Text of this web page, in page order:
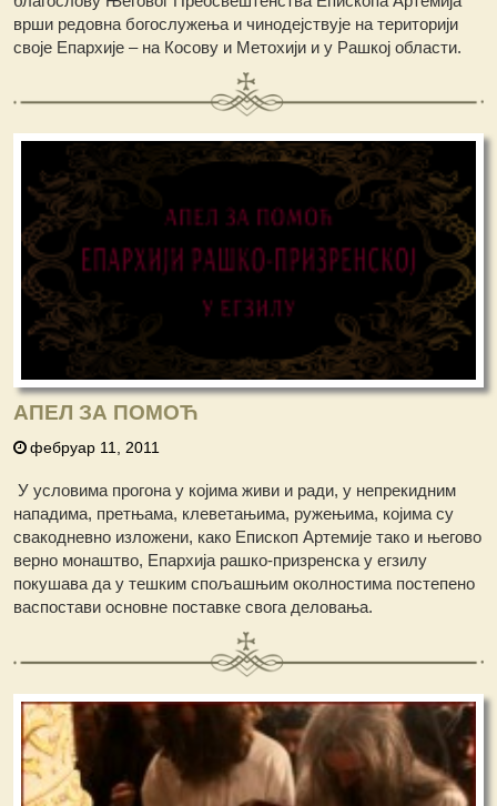
врши редовна богослужења и чинодејствује на територији
своје Епархије – на Косову и Метохији и у Рашкој области.
АПЕЛ ЗА ПОМОЋ
фебруар 11, 2011
У условимa прогона у којима живи и ради, у непрекидним
нападима, претњама, клеветањима, ружењима, којима су
свакодневно изложени, како Епископ Артемије тако и његово
верно монаштво, Епархија рашко-призренска у егзилу
покушава да у тешким спољашњим околностима постепено
васпостави основнe поставке свога деловања.